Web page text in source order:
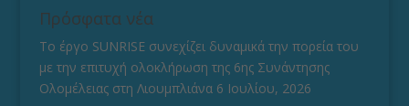
Πρόσφατα νέα
Το έργο SUNRISE συνεχίζει δυναμικά την πορεία του
με την επιτυχή ολοκλήρωση της 6ης Συνάντησης
Ολομέλειας στη Λιουμπλιάνα 6 Ιουλίου, 2026